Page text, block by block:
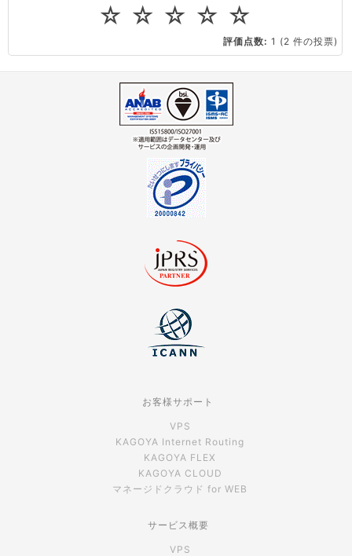
CPUやメモリをアップグレードしたい
☆
☆
☆
☆
☆
評価点数: 1 (2 件の投票)
お客様サポート
VPS
KAGOYA Internet Routing
KAGOYA FLEX
KAGOYA CLOUD
マネージドクラウド for WEB
サービス概要
VPS